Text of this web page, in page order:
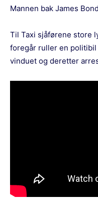
Mannen bak James
Til Taxi sjåførene store
foregår ruller en politibil
vinduet og deretter